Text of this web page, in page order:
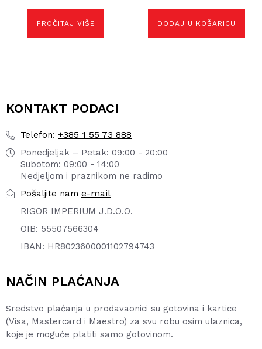
PROČITAJ VIŠE DODAJ U KOŠARICU
KONTAKT PODACI
Telefon: +385 1 55 73 888
Ponedjeljak – Petak: 09:00 - 20:00
Subotom: 09:00 - 14:00
Nedjeljom i praznikom ne radimo
Pošaljite nam e-mail
RIGOR IMPERIUM J.D.O.O.
OIB: 55507566304
IBAN: HR8023600001102794743
NAČIN PLAĆANJA
Sredstvo plaćanja u prodavaonici su gotovina i kartice
(Visa, Mastercard i Maestro) za svu robu osim ulaznica,
koje je moguće platiti samo gotovinom.